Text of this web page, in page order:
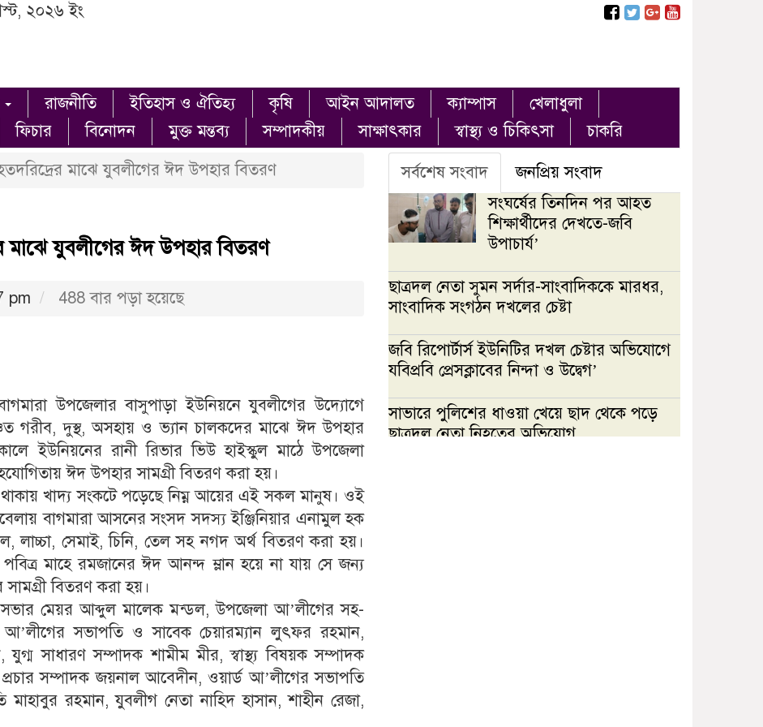
২০২৬ ইং
রাজনীতি ইতিহাস ও ঐতিহ্য কৃষি আইন আদালত ক্যাম্পাস
খেলাধুলা
ফিচার বিনোদন মুক্ত মন্তব্য সম্পাদকীয় সাক্ষাৎকার স্বাস্থ্য ও চিকিৎসা
চাকরি
মাঝে যুবলীগের ঈদ উপহার বিতরণ
মাঝে যুবলীগের ঈদ উপহার বিতরণ
pm 488 বার পড়া হয়েছে
উপজেলার বাসুপাড়া ইউনিয়নে যুবলীগের উদ্যোগে
গরীব, দুস্থ, অসহায় ও ভ্যান চালকদের মাঝে ঈদ উপহার
ইউনিয়নের রানী রিভার ভিউ হাইস্কুল মাঠে উপজেলা
ঈদ উপহার সামগ্রী বিতরণ করা হয়।
থাকায় খাদ্য সংকটে পড়েছে নিম্ন আয়ের এই সকল মানুষ। ওই
বাগমারা আসনের সংসদ সদস্য ইঞ্জিনিয়ার এনামুল হক
লাচ্চা, সেমাই, চিনি, তেল সহ নগদ অর্থ বিতরণ করা হয়।
মাহে রমজানের ঈদ আনন্দ ম্লান হয়ে না যায় সে জন্য
বিতরণ করা হয়।
মেয়র আব্দুল মালেক মন্ডল, উপজেলা আ’লীগের সহ-
সভাপতি ও সাবেক চেয়ারম্যান লুৎফর রহমান,
সাধারণ সম্পাদক শামীম মীর, স্বাস্থ্য বিষয়ক সম্পাদক
সম্পাদক জয়নাল আবেদীন, ওয়ার্ড আ’লীগের সভাপতি
রহমান, যুবলীগ নেতা নাহিদ হাসান, শাহীন রেজা,
সর্বশেষ সংবাদ
জনপ্রিয় সংবাদ
সংঘর্ষের তিনদিন পর আহত
শিক্ষার্থীদের দেখতে-জবি
উপাচার্য’
ছাত্রদল নেতা সুমন সর্দার-সাংবাদিককে মারধর,
সাংবাদিক সংগঠন দখলের চেষ্টা
জবি রিপোর্টার্স ইউনিটির দখল চেষ্টার অভিযোগে
যবিপ্রবি প্রেসক্লাবের নিন্দা ও উদ্বেগ’
সাভারে পুলিশের ধাওয়া খেয়ে ছাদ থেকে পড়ে
ছাত্রদল নেতা নিহতের অভিযোগ